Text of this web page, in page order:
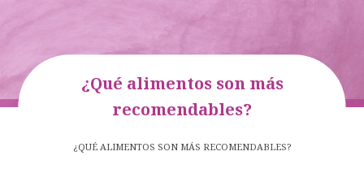
¿Qué alimentos son más
recomendables?
BREADCRUMB
¿QUÉ ALIMENTOS SON MÁS RECOMENDABLES?